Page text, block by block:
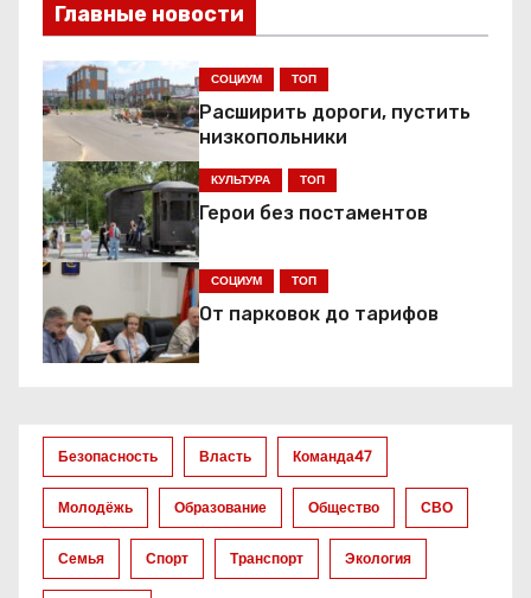
г
а
ц
и
я
п
о
а
п
Главные новости
СОЦИУМ ТОП
Расширить дороги, пустить
низкопольники
КУЛЬТУРА ТОП
Герои без постаментов
СОЦИУМ ТОП
От парковок до тарифов
Безопасность Власть Команда47
Молодёжь Образование Общество СВО
Семья Спорт Транспорт Экология